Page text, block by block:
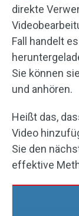
direkte
Fall handelt
Sie können
und anhören.
Heißt das,
Video
Sie den
effektive